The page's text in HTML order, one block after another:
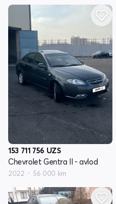
153 711 756 UZS
Chevrolet Gentra II - avlod
2022 56 000 km